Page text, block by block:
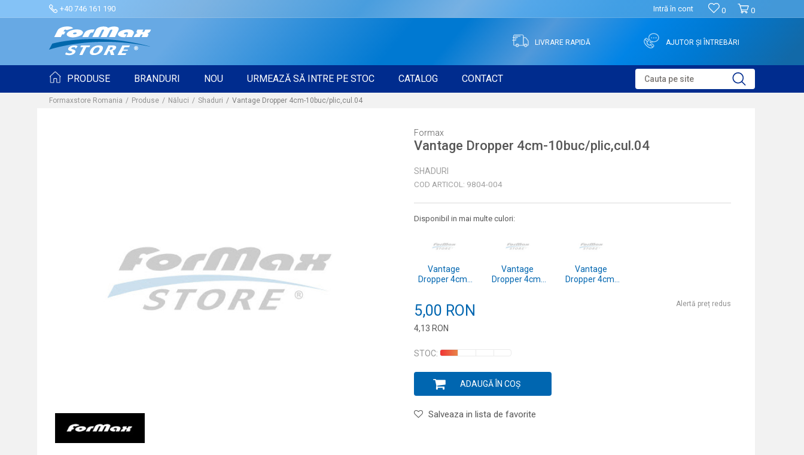
+40 746 161 190 0
0
Intră în cont
LIVRARE RAPIDĂ AJUTOR ȘI ÎNTREBĂRI
PRODUSE BRANDURI NOU URMEAZĂ SĂ INTRE PE STOC CATALOG CONTACT Cauta pe site
Formaxstore Romania Produse Năluci Shaduri Vantage Dropper 4cm-10buc/plic,cul.04
Formax
Vantage Dropper 4cm-10buc/plic,cul.04
SHADURI
COD ARTICOL: 9804-004
Disponibil in mai multe culori:
Vantage
Dropper 4cm-
Vantage
Dropper 4cm-
Vantage
Dropper 4cm-
5,00 RON
4,13 RON
Alertă preț redus
STOC:
ADAUGĂ ÎN COȘ
Salveaza in lista de favorite